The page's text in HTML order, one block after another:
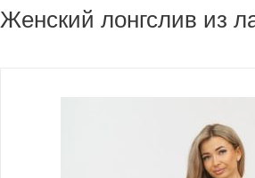
Женский лонгслив из